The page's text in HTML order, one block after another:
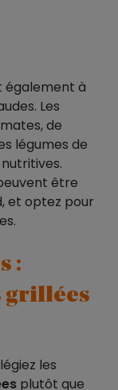
également à
Les
de
légumes de
être
et optez pour
:
grillées
les
plutôt que